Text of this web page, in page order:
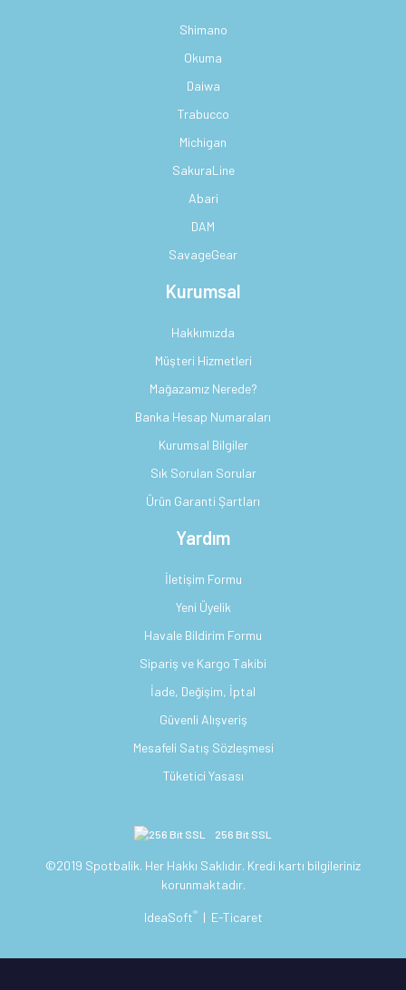
Shimano
Okuma
Daiwa
Trabucco
Michigan
SakuraLine
Abari
DAM
SavageGear
Kurumsal
Hakkımızda
Müşteri Hizmetleri
Mağazamız Nerede?
Banka Hesap Numaraları
Kurumsal Bilgiler
Sık Sorulan Sorular
Ürün Garanti Şartları
Yardım
İletişim Formu
Yeni Üyelik
Havale Bildirim Formu
Sipariş ve Kargo Takibi
İade, Değişim, İptal
Güvenli Alışveriş
Mesafeli Satış Sözleşmesi
Tüketici Yasası
256 Bit SSL
©2019 Spotbalik. Her Hakkı Saklıdır. Kredi kartı bilgileriniz
korunmaktadır.
IdeaSoft® | E-Ticaret